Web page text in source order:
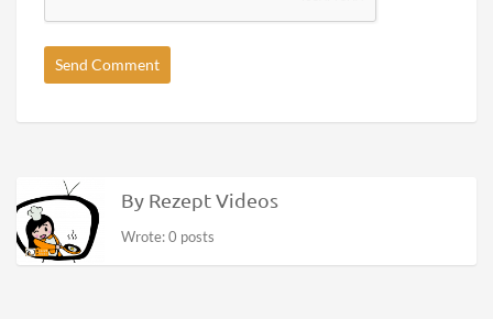
By Rezept Videos
Wrote: 0 posts